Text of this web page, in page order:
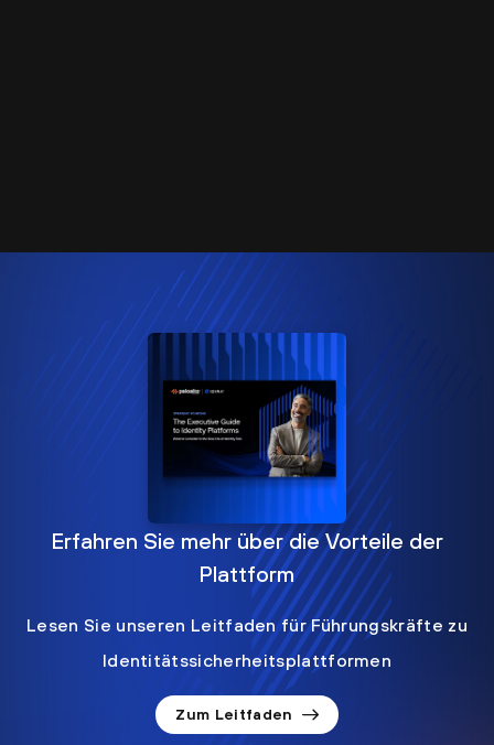
Erfahren Sie mehr über die Vorteile der
Plattform
Lesen Sie unseren Leitfaden für Führungskräfte zu
Identitätssicherheitsplattformen
Zum Leitfaden